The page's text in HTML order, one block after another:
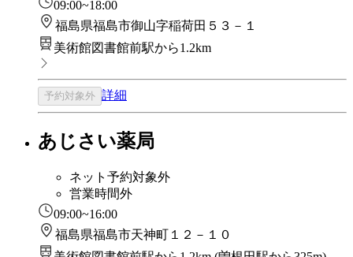
09:00~18:00
福島県福島市御山字稲荷田５３－１
美術館図書館前駅から1.2km
予約対象外 詳細
あじさい薬局
ネット予約対象外
営業時間外
09:00~16:00
福島県福島市天神町１２－１０